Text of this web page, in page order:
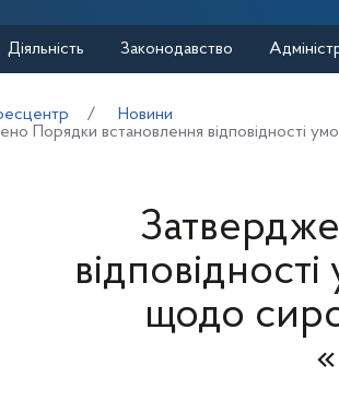
Діяльність Законодавство
Новини
Порядки встановлення відповідності
щодо